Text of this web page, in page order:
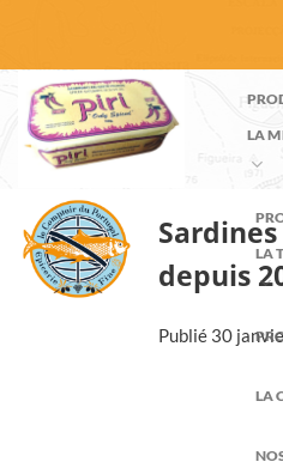
contenu
LA
LA
LA
depuis
Publié 30